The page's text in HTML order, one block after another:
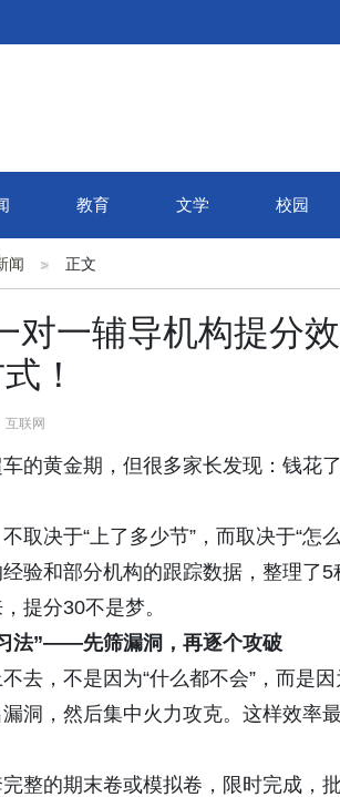
教育 文学 校园
闻 正文
对一辅导机构提分
！
联网
的黄金期，但很多家长发现：钱花
取决于“上了多少节”，而取决于“怎
验和部分机构的跟踪数据，整理了
提分30不是梦。
法”——先筛漏洞，再逐个攻破
去，不是因为“什么都不会”，而是
洞，然后集中火力攻克。这样效率
完整的期末卷或模拟卷，限时完成，